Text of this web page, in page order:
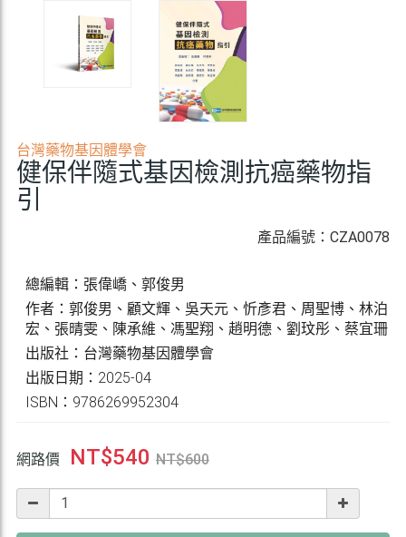
台灣藥物基因體學會
健保伴隨式基因檢測抗癌藥物指
引
產品編號：CZA0078
總編輯：張偉嶠、郭俊男
作者：郭俊男、顧文輝、吳天元、忻彥君、周聖博、林泊
宏、張晴雯、陳承維、馮聖翔、趙明德、劉玟彤、蔡宜珊
出版社：台灣藥物基因體學會
出版日期：2025-04
ISBN：9786269952304
網路價 NT$540 NT$600